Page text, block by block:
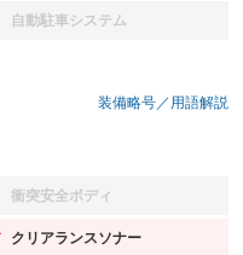
自動駐車システム
：装備なし
装備略号／用語解説
衝突安全ボディ
：装備なし
クリアランスソナー
：装備あり